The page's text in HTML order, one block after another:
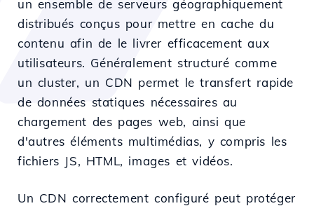
un ensemble de serveurs géographiquement
distribués conçus pour mettre en cache du
contenu afin de le livrer efficacement aux
utilisateurs. Généralement structuré comme
un cluster, un CDN permet le transfert rapide
de données statiques nécessaires au
chargement des pages web, ainsi que
d'autres éléments multimédias, y compris les
fichiers JS, HTML, images et vidéos.
Un CDN correctement configuré peut protéger